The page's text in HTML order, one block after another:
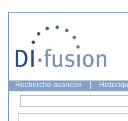
Recherche avancée